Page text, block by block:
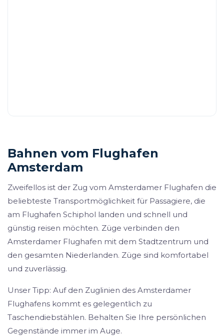
Bahnen vom Flughafen
Amsterdam
Zweifellos ist der Zug vom Amsterdamer Flughafen die
beliebteste Transportmöglichkeit für Passagiere, die
am Flughafen Schiphol landen und schnell und
günstig reisen möchten. Züge verbinden den
Amsterdamer Flughafen mit dem Stadtzentrum und
den gesamten Niederlanden. Züge sind komfortabel
und zuverlässig.
Unser Tipp: Auf den Zuglinien des Amsterdamer
Flughafens kommt es gelegentlich zu
Taschendiebstählen. Behalten Sie Ihre persönlichen
Gegenstände immer im Auge.